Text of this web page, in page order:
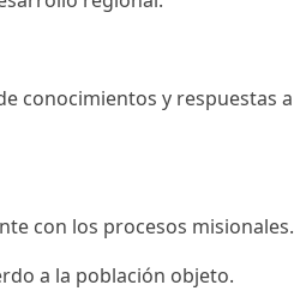
conocimientos y respuestas a
con los procesos misionales.
a la población objeto.